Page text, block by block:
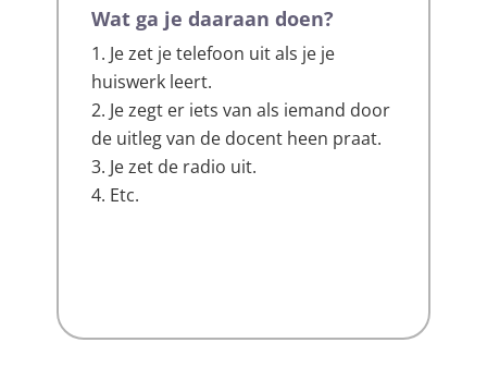
Wat ga je daaraan doen?
Je zet je telefoon uit als je je
huiswerk leert.
Je zegt er iets van als iemand door
de uitleg van de docent heen praat.
Je zet de radio uit.
Etc.